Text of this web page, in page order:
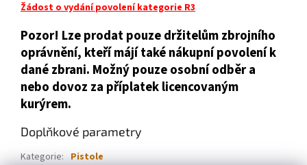
Žádost o vydání povolení kategorie R3
Pozor! Lze prodat pouze držitelům zbrojního
oprávnění, kteří májí také nákupní povolení k
dané zbrani. Možný pouze osobní odběr a
nebo dovoz za příplatek licencovaným
kurýrem.
Doplňkové parametry
Kategorie: Pistole